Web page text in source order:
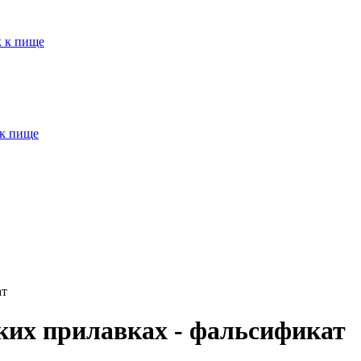
к пище
пище
прилавках - фальсификат